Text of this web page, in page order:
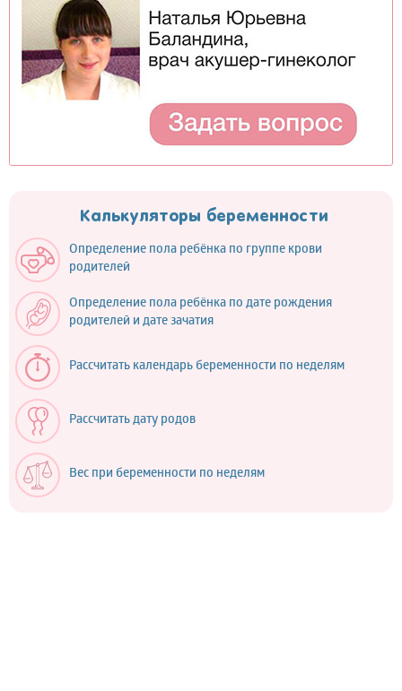
Калькуляторы беременности
Определение пола ребёнка по группе крови
родителей
Определение пола ребёнка по дате рождения
родителей и дате зачатия
Рассчитать календарь беременности по неделям
Рассчитать дату родов
Вес при беременности по неделям